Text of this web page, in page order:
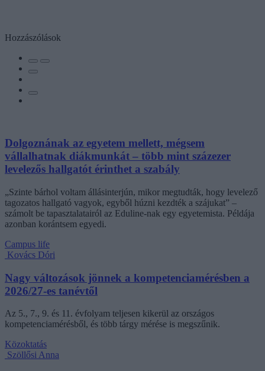
Hozzászólások
Dolgoznának az egyetem mellett, mégsem
vállalhatnak diákmunkát – több mint százezer
levelezős hallgatót érinthet a szabály
„Szinte bárhol voltam állásinterjún, mikor megtudták, hogy levelező
tagozatos hallgató vagyok, egyből húzni kezdték a szájukat” –
számolt be tapasztalatairól az Eduline-nak egy egyetemista. Példája
azonban korántsem egyedi.
Campus life
Kovács Dóri
Nagy változások jönnek a kompetenciamérésben a
2026/27-es tanévtől
Az 5., 7., 9. és 11. évfolyam teljesen kikerül az országos
kompetenciamérésből, és több tárgy mérése is megszűnik.
Közoktatás
Szöllősi Anna